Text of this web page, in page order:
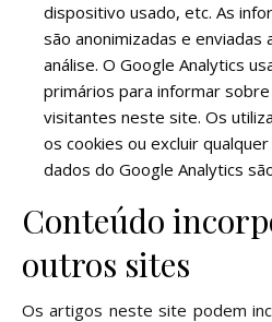
dispositivo usado, etc. As
são anonimizadas e enviadas
análise. O Google Analytics
primários para informar
visitantes neste site. Os
os cookies ou excluir
dados do Google Analytics
Conteúdo
outros sites
Os artigos neste site podem